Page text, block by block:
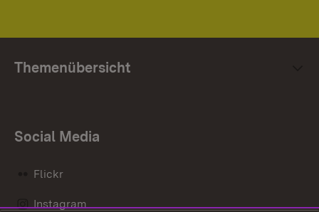
Themenübersicht
Social Media
Flickr
Instagram